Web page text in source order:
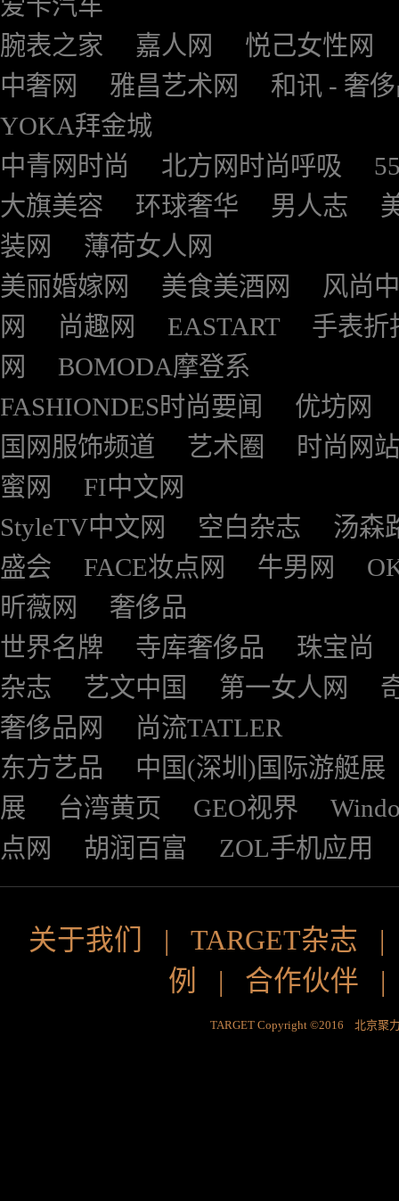
腕表之家
嘉人网
悦己女性网
中奢网
雅昌艺术网
和讯 - 奢
YOKA拜金城
中青网时尚
北方网时尚呼吸
大旗美容
环球奢华 男人志
装网
薄荷女人网
美丽婚嫁网
美食美酒网
风尚
网
尚趣网 EASTART
手表折
网
BOMODA摩登系
FASHIONDES时尚要闻
优坊网
国网服饰频道
艺术圈
时尚网站
蜜网
FI中文网
StyleTV中文网
空白杂志
汤森
盛会
FACE妆点网 牛男网
昕薇网
奢侈品
世界名牌
寺库奢侈品
珠宝尚
杂志
艺文中国 第一女人网
奢侈品网
尚流TATLER
东方艺品
中国(深圳)国际游艇展
展
台湾黄页 GEO视界
点网
胡润百富 ZOL手机应用
关于我们 | TARGET杂志
例
| 合作伙伴
TARGET Copyright ©2016 北京聚